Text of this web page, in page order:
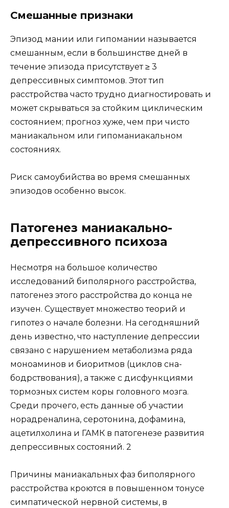
Смешанные признаки
Эпизод мании или гипомании называется
смешанным, если в большинстве дней в
течение эпизода присутствует ≥ 3
депрессивных симптомов. Этот тип
расстройства часто трудно диагностировать и
может скрываться за стойким циклическим
состоянием; прогноз хуже, чем при чисто
маниакальном или гипоманиакальном
состояниях.
Риск самоубийства во время смешанных
эпизодов особенно высок.
Патогенез маниакально-
депрессивного психоза
Несмотря на большое количество
исследований биполярного расстройства,
патогенез этого расстройства до конца не
изучен. Существует множество теорий и
гипотез о начале болезни. На сегодняшний
день известно, что наступление депрессии
связано с нарушением метаболизма ряда
моноаминов и биоритмов (циклов сна-
бодрствования), а также с дисфункциями
тормозных систем коры головного мозга.
Среди прочего, есть данные об участии
норадреналина, серотонина, дофамина,
ацетилхолина и ГАМК в патогенезе развития
депрессивных состояний. 2
Причины маниакальных фаз биполярного
расстройства кроются в повышенном тонусе
симпатической нервной системы, в